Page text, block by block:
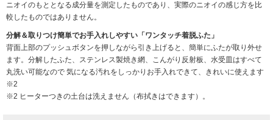
ニオイのもととなる成分量を測定したものであり、実際のニオイの感じ方を比
較したものではありません。
分解＆取りつけ簡単でお手入れしやすい「ワンタッチ着脱ふた」
背面上部のプッシュボタンを押しながら引き上げると、簡単にふたが取り外せ
ます。分解したふた、ステンレス製焼き網、こんがり反射板、水受皿はすべて
丸洗い可能なので 気になる汚れをしっかりお手入れできて、きれいに使えます
※2
※2 ヒーターつきの土台は洗えません（布拭きはできます）。